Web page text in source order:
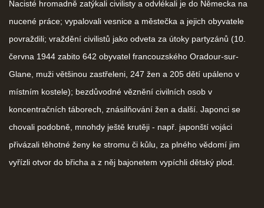
Nacisté hromadně zatýkali civilisty a odvlékali je do Německa na
nucené práce; vypalovali vesnice a městečka a jejich obyvatele
povraždili; vraždění civilistů jako odveta za útoky partyzánů (10.
června 1944 zabito 642 obyvatel francouzského Oradour-sur-
Glane, muži většinou zastřeleni, 247 žen a 205 dětí upáleno v
místním kostele); bezdůvodné věznění civilních osob v
koncentračních táborech, znásilňování žen a další. Japonci se
chovali podobně, mnohdy ještě krutěji - např. japonští vojáci
přivázali těhotné ženy ke stromu či kůlu, za plného vědomí jim
vyřízli otvor do břicha a z něj bajonetem vypíchli dětský plod.